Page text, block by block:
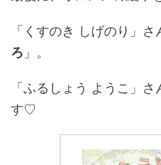
「くすのき しげのり」さ
ろ 」。
「ふるしょう ようこ」
す♡